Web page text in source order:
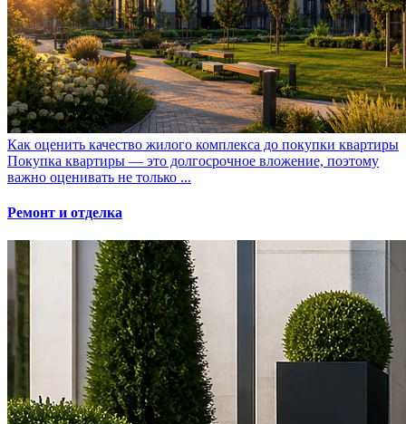
Как оценить качество жилого комплекса до покупки квартиры
Покупка квартиры — это долгосрочное вложение, поэтому
важно оценивать не только ...
Ремонт и отделка